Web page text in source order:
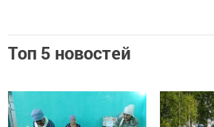
Топ 5 новостей